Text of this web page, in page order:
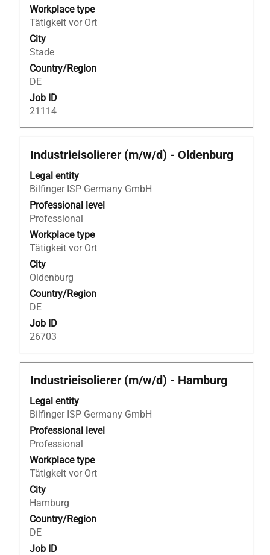
Workplace type
Tätigkeit vor Ort
City
Stade
Country/Region
DE
Job ID
21114
the
full
contents
of
the
job
information.
Title
Industrieisolierer (m/w/d) - Oldenburg
Legal entity
Bilfinger ISP Germany GmbH
Professional level
Professional
Workplace type
Tätigkeit vor Ort
City
Oldenburg
Country/Region
DE
Job ID
26703
Select
space
bar
to
view
the
full
contents
of
the
job
information.
Title
Industrieisolierer (m/w/d) - Hamburg
Legal entity
Bilfinger ISP Germany GmbH
Professional level
Professional
Workplace type
Tätigkeit vor Ort
City
Hamburg
Country/Region
DE
Job ID
Select
space
bar
to
view
the
full
contents
of
the
job
information.